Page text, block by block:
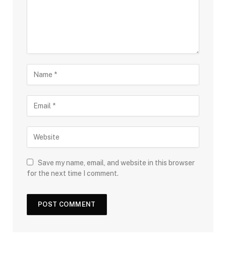
Save my name, email, and website in this browser
for the next time I comment.